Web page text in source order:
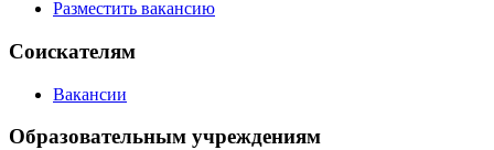
Разместить вакансию
Соискателям
Вакансии
Образовательным учреждениям